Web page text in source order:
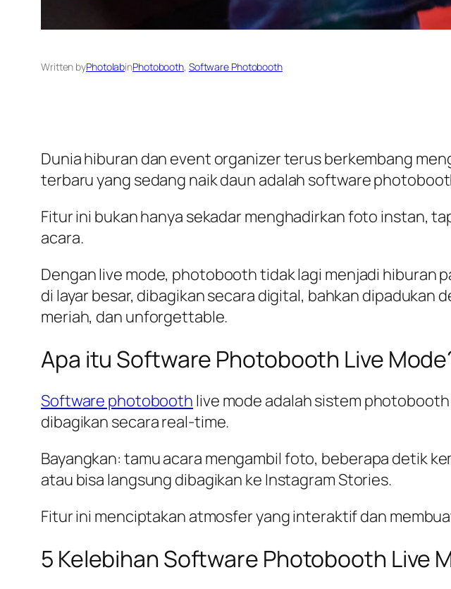
Written byPhotolabinPhotobooth, Software Photobooth
Dunia hiburan dan event organizer terus berkembang
terbaru yang sedang naik daun adalah software
Fitur ini bukan hanya sekadar menghadirkan foto instan,
acara.
Dengan live mode, photobooth tidak lagi menjadi hiburan
di layar besar, dibagikan secara digital, bahkan dipadukan
meriah, dan unforgettable.
Apa itu Software Photobooth Live
Software photobooth live mode adalah sistem
dibagikan secarareal-time.
Bayangkan: tamu acara mengambil foto, beberapa detik
atau bisa langsung dibagikan ke Instagram Stories.
Fitur ini menciptakan atmosfer yang interaktif dan
5 Kelebihan Software Photobooth Live